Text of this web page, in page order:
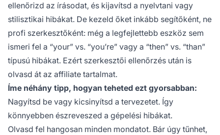
ellenőrizd az írásodat, és kijavítsd a nyelvtani vagy
stilisztikai hibákat. De kezeld őket inkább segítőként, ne
profi szerkesztőként: még a legfejlettebb eszköz sem
ismeri fel a “your” vs. “you’re” vagy a “then” vs. “than”
típusú hibákat. Ezért szerkesztői ellenőrzés után is
olvasd át az affiliate tartalmat.
Íme néhány tipp, hogyan teheted ezt gyorsabban:
Nagyítsd be vagy kicsinyítsd a tervezetet. Így
könnyebben észreveszed a gépelési hibákat.
Olvasd fel hangosan minden mondatot. Bár úgy tűnhet,